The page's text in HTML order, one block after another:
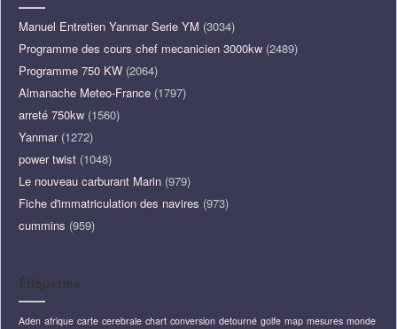
Manuel Entretien Yanmar Serie YM (3034)
Programme des cours chef mecanicien 3000kw (2489)
Programme 750 KW (2064)
Almanache Meteo-France (1797)
arreté 750kw (1560)
Yanmar(1272)
power twist (1048)
Le nouveau carburant Marin (979)
Fiche d'immatriculation des navires (973)
cummins (959)
Étiquettes
Aden afrique carte cerebrale chart conversion detourné golfe map mesures monde